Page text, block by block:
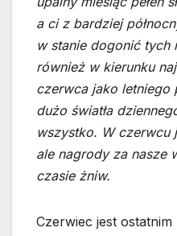
a ci z bardziej
w stanie dogonić tych
również w kierunku
czerwca jako letniego
dużo światła
wszystko. W czerwcu
ale nagrody za nasze
czasie żniw.
Czerwiec jest ostatnim